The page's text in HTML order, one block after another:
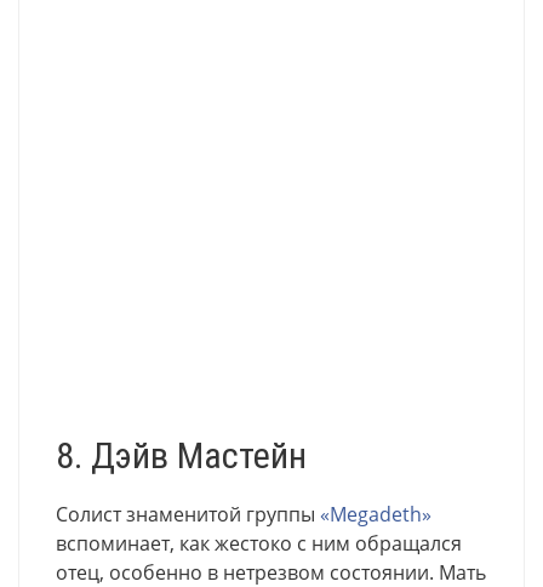
8. Дэйв Мастейн
Солист знаменитой группы «Megadeth»
вспоминает, как жестоко с ним обращался
отец, особенно в нетрезвом состоянии. Мать